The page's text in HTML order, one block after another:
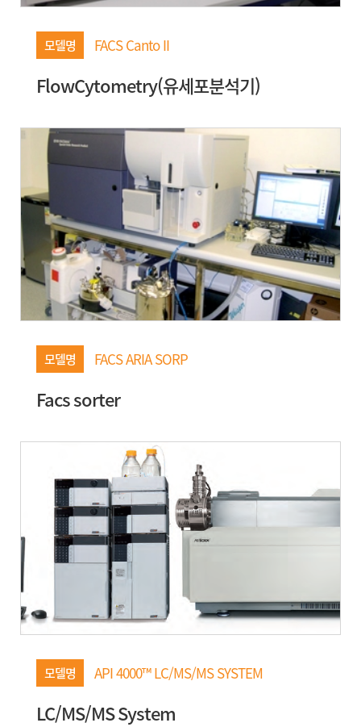
모델명 FACS Canto II
FlowCytometry(유세포분석기)
모델명 FACS ARIA SORP
Facs sorter
모델명 API 4000™ LC/MS/MS SYSTEM
LC/MS/MS System